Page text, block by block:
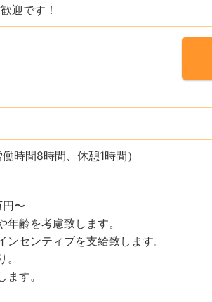
迎です！
時間8時間、休憩1時間）
〜
齢を考慮致します。
センティブを支給致します。
す。